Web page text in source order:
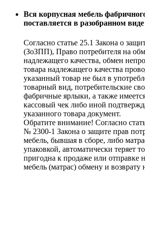
Вся корпусная мебель
поставляется в разобранном
Согласно статье 25.1 Закона о
(ЗоЗПП), Право потребителя на
надлежащего качества, обмен
товара надлежащего качества
указанный товар не был в
товарный вид, потребительские
фабричные ярлыки, а также
кассовый чек либо иной
указанного товара документ.
Обратите внимание! Согласно
№ 2300-1 Закона о защите прав
мебель, бывшая в сборе, либо
упаковкой, автоматически теряет
пригодна к продаже или отправке
мебель (матрас) обмену и возврату